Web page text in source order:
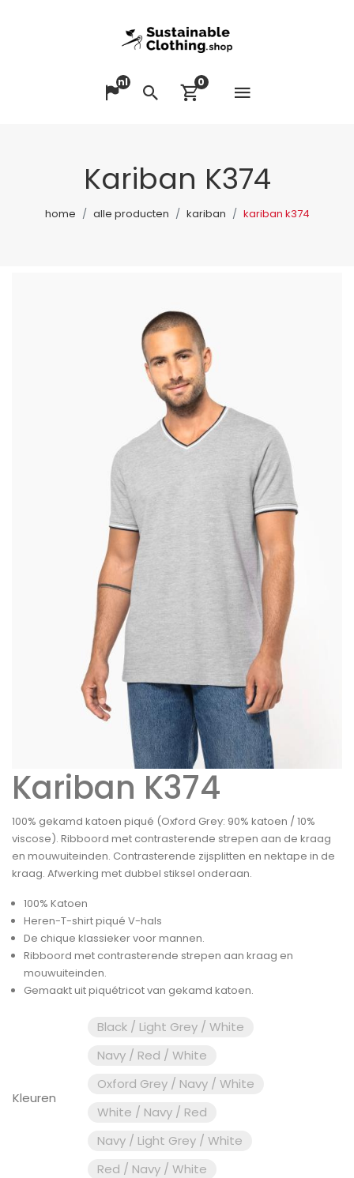
Taal veranderen
nl
ZoekenWinkelwagen
0
Kariban K374
home alle producten kariban kariban k374
Kariban K374
100% gekamd katoen piqué (Oxford Grey: 90% katoen / 10%
viscose). Ribboord met contrasterende strepen aan de kraag
en mouwuiteinden. Contrasterende zijsplitten en nektape in de
kraag. Afwerking met dubbel stiksel onderaan.
100% Katoen
Heren-T-shirt piqué V-hals
De chique klassieker voor mannen.
Ribboord met contrasterende strepen aan kraag en
mouwuiteinden.
Gemaakt uit piquétricot van gekamd katoen.
Kleuren
Black / Light Grey / White
Navy / Red / White
Oxford Grey / Navy / White
White / Navy / Red
Navy / Light Grey / White
Red / Navy / White